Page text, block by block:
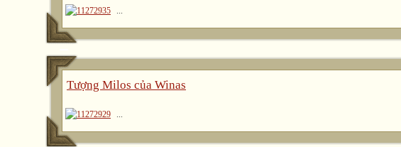
...
Tượng Milos của Winas
...